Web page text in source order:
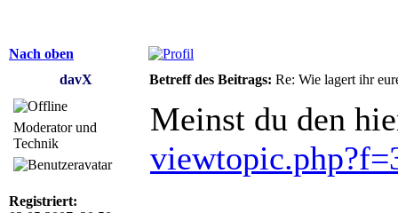
Nach oben
davX
Betreff des Beitrags: Re: Wie lagert ihr
Moderator und
Technik
Registriert:
Meinst du den